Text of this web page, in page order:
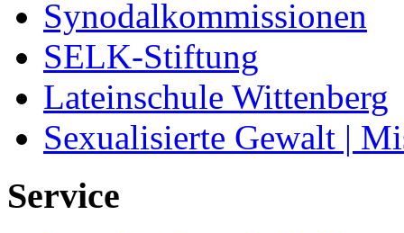
Synodalkommissionen
SELK-Stiftung
Lateinschule Wittenberg
Sexualisierte Gewalt |
Service